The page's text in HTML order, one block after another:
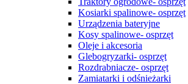
Kosiarki spalinowe- osprzęt
Urządzenia bateryjne
Kosy spalinowe- osprzęt
Oleje i akcesoria
Glebogryzarki- osprzęt
Rozdrabniacze- osprzęt
Zamiatarki i odśnieżarki